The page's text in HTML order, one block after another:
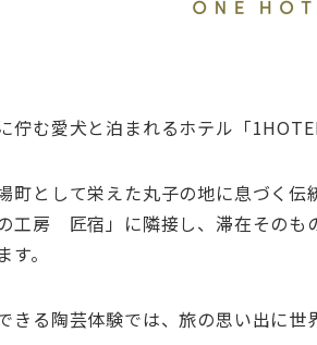
佇む愛犬と泊まれるホテル「
町として栄えた丸子の地に息づく
工房 匠宿」に隣接し、滞在そのも
。
きる陶芸体験では、旅の思い出に世